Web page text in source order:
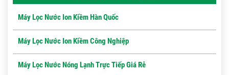
Máy Lọc Nước Ion Kiềm Hàn Quốc
Máy Lọc Nước Ion Kiềm Công Nghiệp
Máy Lọc Nước Nóng Lạnh Trực Tiếp Giá Rẻ